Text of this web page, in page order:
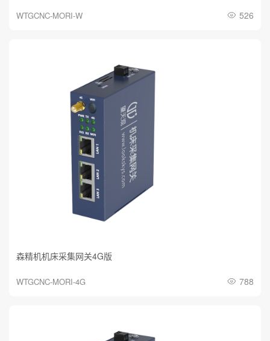
WTGCNC-MORI-W 526
森精机机床采集网关4G版
WTGCNC-MORI-4G 788